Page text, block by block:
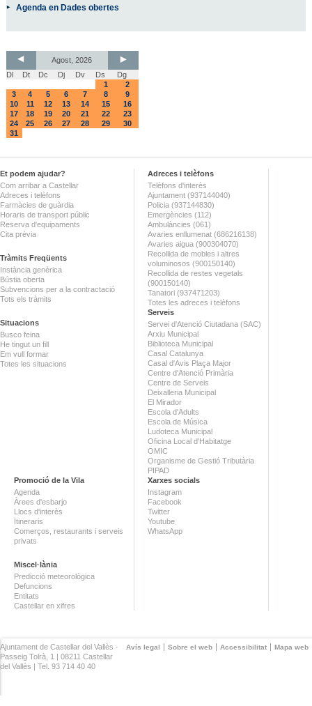
Agenda en Dades obertes
Agost, 2026
Dl
Dt Dc Dj Dv Ds
Dg
1
2
3
4 5 6 7 8
9
10
11 12 13 14 15
16
17
18 19 20 21 22
23
24
25 26 27 28 29
30
31
Et podem ajudar?
Com arribar a Castellar
Adreces i telèfons
Farmàcies de guàrdia
Horaris de transport públic
Reserva d'equipaments
Cita prèvia
Tràmits Freqüents
Instància genèrica
Bústia oberta
Subvencions per a la contractació
Tots els tràmits
Situacions
Busco feina
He tingut un fill
Em vull formar
Totes les situacions
Adreces i telèfons
Telèfons d'interès
Ajuntament (937144040)
Policia (937144830)
Emergències (112)
Ambulàncies (061)
Avaries enllumenat (686216138)
Avaries aigua (900304070)
Recollida de mobles i altres
voluminosos (900150140)
Recollida de restes vegetals
(900150140)
Tanatori (937471203)
Totes les adreces i telèfons
Serveis
Servei d'Atenció Ciutadana (SAC)
Arxiu Municipal
Biblioteca Municipal
Casal Catalunya
Casal d'Avis Plaça Major
Centre d'Atenció Primària
Centre de Serveis
Deixalleria Municipal
El Mirador
Escola d'Adults
Escola de Música
Ludoteca Municipal
Oficina Local d'Habitatge
OMIC
Organisme de Gestió Tributària
PIPAD
Promoció de la Vila
Agenda
Àrees d'esbarjo
Llocs d'interès
Itineraris
Comerços, restaurants i serveis
privats
Miscel·lània
Predicció meteorològica
Defuncions
Entitats
Castellar en xifres
Xarxes socials
Instagram
Facebook
Twitter
Youtube
WhatsApp
Avís legal Sobre el web Accessibilitat Mapa web
Ajuntament de Castellar del Vallès ·
Passeig Tolrà, 1 | 08211 Castellar
del Vallès | Tel. 93 714 40 40